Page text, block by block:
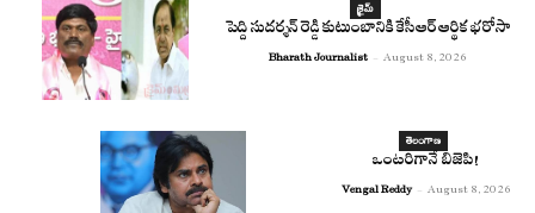
క్రైమ్
పెద్ది సుదర్శన్ రెడ్డి కుటుంబానికి కేసీఆర్ ఆర్థిక భరోసా
Bharath Journalist - August 8, 2026
తెలంగాణ
ఒంటరిగానే బిజెపి!
Vengal Reddy - August 8, 2026